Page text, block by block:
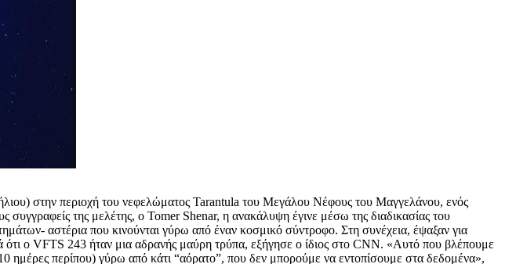
στην περιοχή του νεφελώματος Tarantula του Μεγάλου Νέφους του Μαγγελάνου, ενός
της μελέτης, ο Tomer Shenar, η ανακάλυψη έγινε μέσω της διαδικασίας του
αστέρια που κινούνται γύρω από έναν κοσμικό σύντροφο. Στη συνέχεια, έψαξαν για
ο VFTS 243 ήταν μια αδρανής μαύρη τρύπα, εξήγησε ο ίδιος στο CNN. «Αυτό που βλέπουμε
ημέρες περίπου) γύρω από κάτι “αόρατο”, που δεν μπορούμε να εντοπίσουμε στα δεδομένα»,